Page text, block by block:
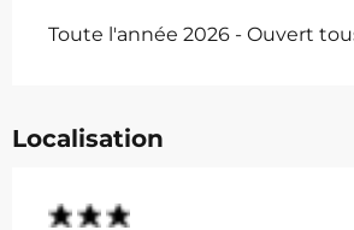
Toute l'année 2026 - Ouvert
Localisation